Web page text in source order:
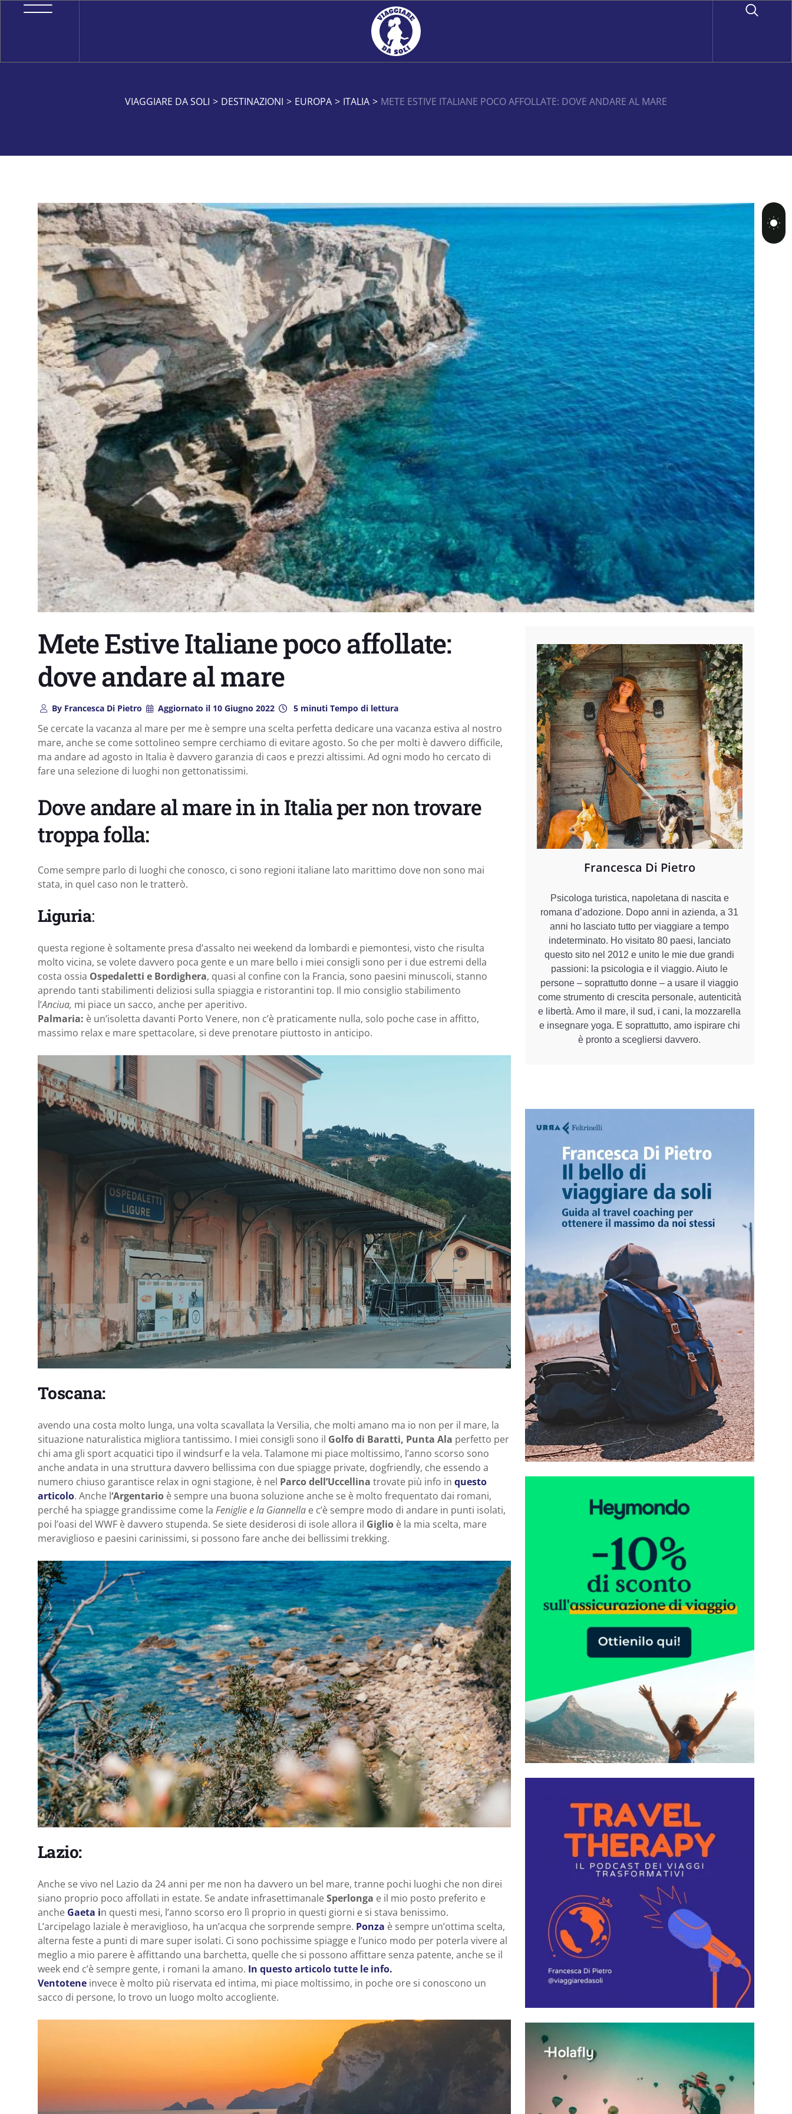
VIAGGIARE DA SOLI > DESTINAZIONI > EUROPA > ITALIA > METE ESTIVE ITALIANE POCO AFFOLLATE: DOVE ANDARE AL MARE
Mete Estive Italiane poco affollate:
dove andare al mare
ByFrancesca Di Pietro Aggiornato il 10 Giugno 2022 5 minuti Tempo di lettura
Se cercate la vacanza al mare per me è sempre una scelta perfetta dedicare una vacanza estiva al nostro
mare, anche se come sottolineo sempre cerchiamo di evitare agosto. So che per molti è davvero difficile,
ma andare ad agosto in Italia è davvero garanzia di caos e prezzi altissimi. Ad ogni modo ho cercato di
fare una selezione di luoghi non gettonatissimi.
Dove andare al mare in in Italia per non trovare
troppa folla:
Come sempre parlo di luoghi che conosco, ci sono regioni italiane lato marittimo dove non sono mai
stata, in quel caso non le tratterò.
Liguria:
questa regione è soltamente presa d’assalto nei weekend da lombardi e piemontesi, visto che risulta
molto vicina, se volete davvero poca gente e un mare bello i miei consigli sono per i due estremi della
costa ossia Ospedaletti e Bordighera, quasi al confine con la Francia, sono paesini minuscoli, stanno
aprendo tanti stabilimenti deliziosi sulla spiaggia e ristorantini top. Il mio consiglio stabilimento
l’Anciua, mi piace un sacco, anche per aperitivo.
Palmaria: è un’isoletta davanti Porto Venere, non c’è praticamente nulla, solo poche case in affitto,
massimo relax e mare spettacolare, si deve prenotare piuttosto in anticipo.
Toscana:
avendo una costa molto lunga, una volta scavallata la Versilia, che molti amano ma io non per il mare, la
situazione naturalistica migliora tantissimo. I miei consigli sono il Golfo di Baratti, Punta Ala perfetto per
chi ama gli sport acquatici tipo il windsurf e la vela. Talamone mi piace moltissimo, l’anno scorso sono
anche andata in una struttura davvero bellissima con due spiagge private, dogfriendly, che essendo a
numero chiuso garantisce relax in ogni stagione, è nel Parco dell’Uccellina trovate più info in questo
articolo. Anche l‘Argentario è sempre una buona soluzione anche se è molto frequentato dai romani,
perché ha spiagge grandissime come la Feniglie e la Giannella e c’è sempre modo di andare in punti isolati,
poi l’oasi del WWF è davvero stupenda. Se siete desiderosi di isole allora il Giglio è la mia scelta, mare
meraviglioso e paesini carinissimi, si possono fare anche dei bellissimi trekking.
Lazio:
Anche se vivo nel Lazio da 24 anni per me non ha davvero un bel mare, tranne pochi luoghi che non direi
siano proprio poco affollati in estate. Se andate infrasettimanaleSperlonga e il mio posto preferito e
anche Gaeta in questi mesi, l’anno scorso ero lì proprio in questi giorni e si stava benissimo.
L’arcipelago laziale è meraviglioso, ha un’acqua che sorprende sempre. Ponza è sempre un’ottima scelta,
alterna feste a punti di mare super isolati. Ci sono pochissime spiagge e l’unico modo per poterla vivere al
meglio a mio parere è affittando una barchetta, quelle che si possono affittare senza patente, anche se il
week end c’è sempre gente, i romani la amano. In questo articolo tutte le info.
Ventotene invece è molto più riservata ed intima, mi piace moltissimo, in poche ore si conoscono un
sacco di persone, lo trovo un luogo molto accogliente.
Francesca Di Pietro
Psicologa turistica, napoletana di nascita e
romana d’adozione. Dopo anni in azienda, a 31
anni ho lasciato tutto per viaggiare a tempo
indeterminato. Ho visitato 80 paesi, lanciato
questo sito nel 2012 e unito le mie due grandi
passioni: la psicologia e il viaggio. Aiuto le
persone – soprattutto donne – a usare il viaggio
come strumento di crescita personale, autenticità
e libertà. Amo il mare, il sud, i cani, la mozzarella
e insegnare yoga. E soprattutto, amo ispirare chi
è pronto a scegliersi davvero.